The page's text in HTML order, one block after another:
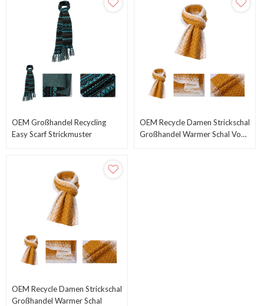
OEM Großhandel Recycling
Easy Scarf Strickmuster
OEM Recycle Damen Strickschal
Großhandel Warmer Schal Vom
OEM Recycle Damen Strickschal
Großhandel Warmer Schal